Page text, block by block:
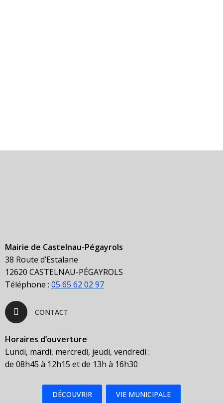
Mairie de Castelnau-Pégayrols
38 Route d’Estalane
12620 CASTELNAU-PÉGAYROLS
Téléphone : 05 65 62 02 97
CONTACT
Horaires d’ouverture
Lundi, mardi, mercredi, jeudi, vendredi :
de 08h45 à 12h15 et de 13h à 16h30
DÉCOUVRIR VIE MUNICIPALE